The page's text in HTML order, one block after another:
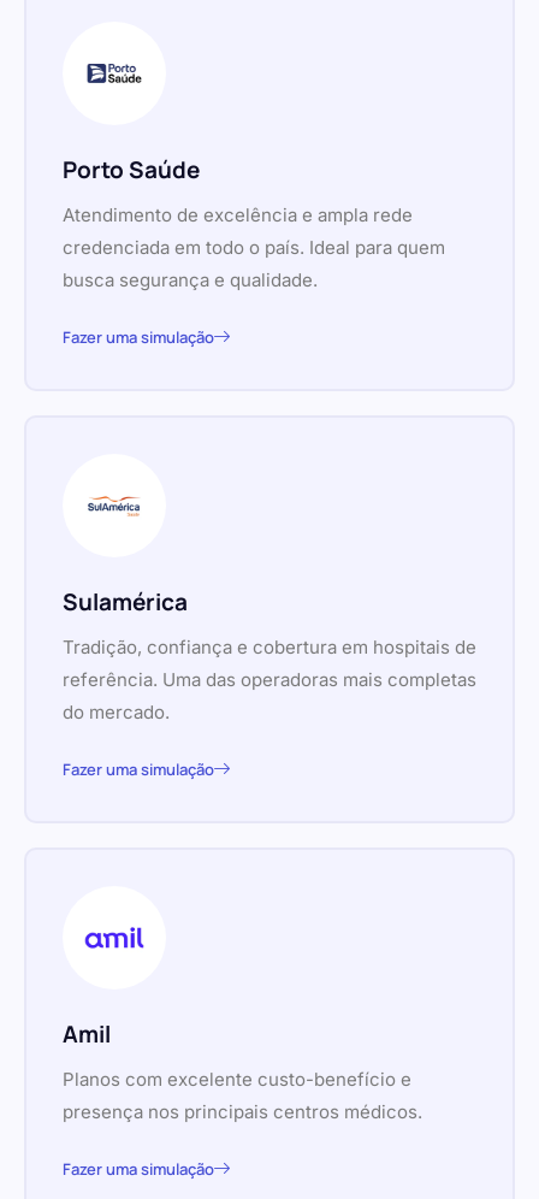
Porto Saúde
Atendimento de excelência e ampla rede
credenciada em todo o país. Ideal para quem
busca segurança e qualidade.
Fazer uma simulação
Sulamérica
Tradição, confiança e cobertura em hospitais de
referência. Uma das operadoras mais completas
do mercado.
Fazer uma simulação
Amil
Planos com excelente custo-benefício e
presença nos principais centros médicos.
Fazer uma simulação